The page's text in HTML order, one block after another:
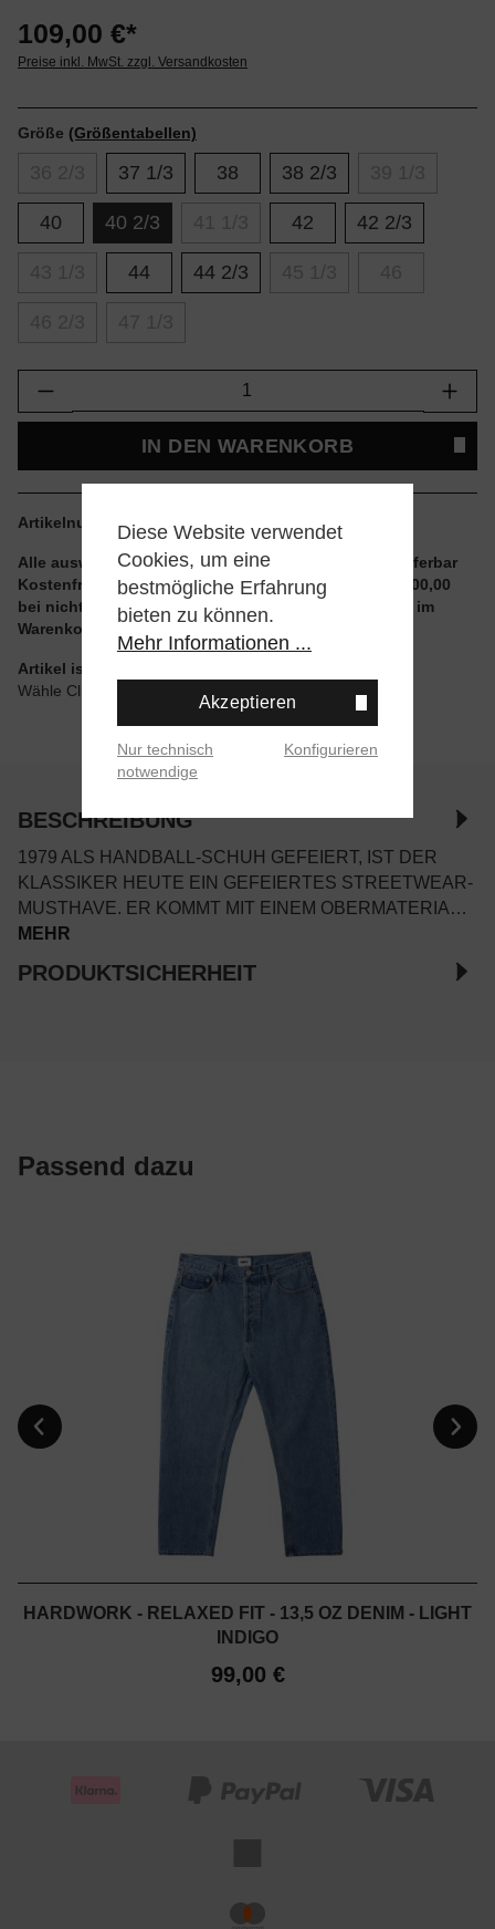
109,00 €*
Preise inkl. MwSt. zzgl. Versandkosten
Größe (Größentabellen)
37 1/3 38 38 2/3
40 40 2/3 42 42 2/3
44 44 2/3
Produkt Anzahl: Gib den gewünschten
IN DEN WARENKORB
Artikelnummer: BD7632.40.2.3
Alle auswählbaren Größen und Artikel sind sofort lieferbar
Kostenfreier Versand ab einem Einkaufswert von € 100,00
bei nicht reduzierten Artikeln und ohne Aktionscode im
Warenkorb
Artikel ist wie angegeben im Store verfügbar
Wähle Click & Collect beim Checkout
BESCHREIBUNG
1979 ALS HANDBALL-SCHUH GEFEIERT, IST DER
KLASSIKER HEUTE EIN GEFEIERTES STREETWEAR-
MUSTHAVE. ER KOMMT MIT EINEM OBERMATERIA…
MEHR
PRODUKTSICHERHEIT
Passend dazu
HARDWORK - RELAXED FIT - 13,5 OZ DENIM - LIGHT
INDIGO
99,00 €
Diese Website verwendet
Cookies, um eine
bestmögliche Erfahrung
bieten zu können.
Mehr Informationen ...
Akzeptieren
Nur technisch
notwendige
Konfigurieren